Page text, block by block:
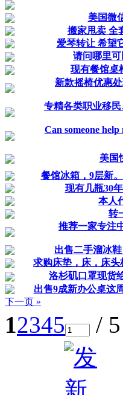
美国微
搬家甩卖 全
爱琴转让 希望
请问哪里
现有餐馆桌
新款摇椅优惠
专精各类职业移
Can someone
美国
餐馆冰箱，9层新
现有几瓶30
本人
转
推荐一家专注
出售二手溜冰
求购床垫，床，床头
洛杉矶口罩现货
出售9成新办公桌这
下一页 »
12345 /